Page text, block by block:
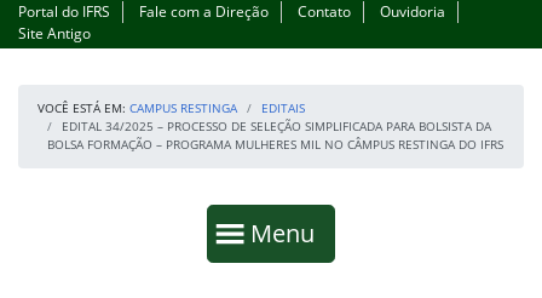
Portal do IFRS Fale com a Direção Contato
Ouvidoria
Site Antigo
VOCÊ ESTÁ EM: CAMPUS RESTINGA
EDITAIS
EDITAL 34/2025 – PROCESSO DE SELEÇÃO SIMPLIFICADA PARA BOLSISTA DA
BOLSA FORMAÇÃO – PROGRAMA MULHERES MIL NO CÂMPUS RESTINGA DO IFRS
Mostrar
Menu